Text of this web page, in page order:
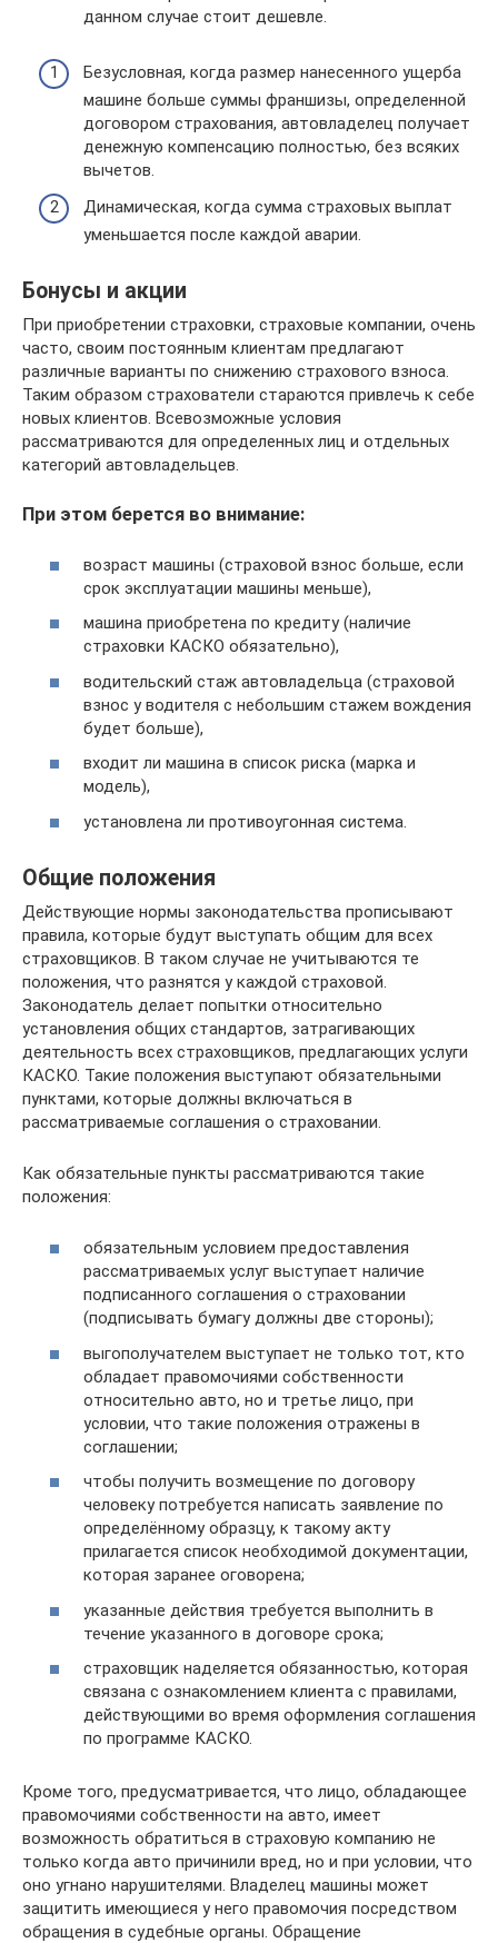
данном случае стоит дешевле.
Безусловная, когда размер нанесенного ущерба
машине больше суммы франшизы, определенной
договором страхования, автовладелец получает
денежную компенсацию полностью, без всяких
вычетов.
Динамическая, когда сумма страховых выплат
уменьшается после каждой аварии.
Бонусы и акции
При приобретении страховки, страховые компании, очень
часто, своим постоянным клиентам предлагают
различные варианты по снижению страхового взноса.
Таким образом страхователи стараются привлечь к себе
новых клиентов. Всевозможные условия
рассматриваются для определенных лиц и отдельных
категорий автовладельцев.
При этом берется во внимание:
возраст машины (страховой взнос больше, если
срок эксплуатации машины меньше),
машина приобретена по кредиту (наличие
страховки КАСКО обязательно),
водительский стаж автовладельца (страховой
взнос у водителя с небольшим стажем вождения
будет больше),
входит ли машина в список риска (марка и
модель),
установлена ли противоугонная система.
Общие положения
Действующие нормы законодательства прописывают
правила, которые будут выступать общим для всех
страховщиков. В таком случае не учитываются те
положения, что разнятся у каждой страховой.
Законодатель делает попытки относительно
установления общих стандартов, затрагивающих
деятельность всех страховщиков, предлагающих услуги
КАСКО. Такие положения выступают обязательными
пунктами, которые должны включаться в
рассматриваемые соглашения о страховании.
Как обязательные пункты рассматриваются такие
положения:
обязательным условием предоставления
рассматриваемых услуг выступает наличие
подписанного соглашения о страховании
(подписывать бумагу должны две стороны);
выгополучателем выступает не только тот, кто
обладает правомочиями собственности
относительно авто, но и третье лицо, при
условии, что такие положения отражены в
соглашении;
чтобы получить возмещение по договору
человеку потребуется написать заявление по
определённому образцу, к такому акту
прилагается список необходимой документации,
которая заранее оговорена;
указанные действия требуется выполнить в
течение указанного в договоре срока;
страховщик наделяется обязанностью, которая
связана с ознакомлением клиента с правилами,
действующими во время оформления соглашения
по программе КАСКО.
Кроме того, предусматривается, что лицо, обладающее
правомочиями собственности на авто, имеет
возможность обратиться в страховую компанию не
только когда авто причинили вред, но и при условии, что
оно угнано нарушителями. Владелец машины может
защитить имеющиеся у него правомочия посредством
обращения в судебные органы. Обращение